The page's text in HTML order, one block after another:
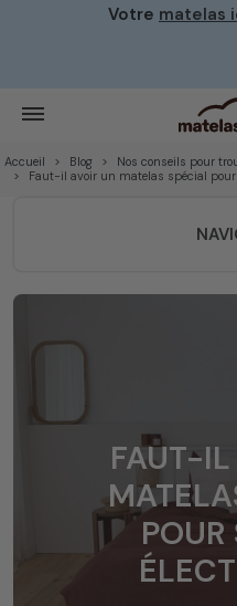
Votre matelas
Accueil Blog
Nos conseils pour
Faut-il avoir un matelas spécial
FAUT-IL